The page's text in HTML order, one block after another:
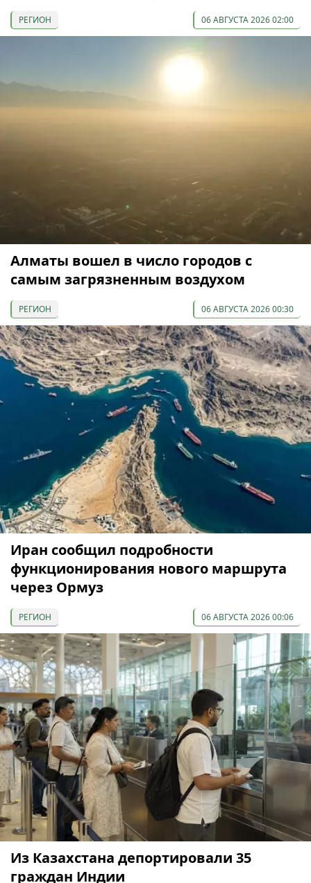
РЕГИОН 06 АВГУСТА 2026 02:00
Алматы вошел в число городов с
самым загрязненным воздухом
РЕГИОН 06 АВГУСТА 2026 00:30
Иран сообщил подробности
функционирования нового маршрута
через Ормуз
РЕГИОН 06 АВГУСТА 2026 00:06
Из Казахстана депортировали 35
граждан Индии